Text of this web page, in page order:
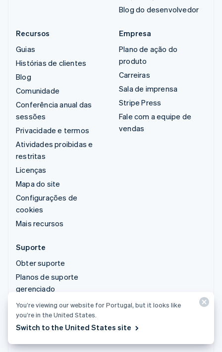
Blog do desenvolvedor
Recursos
Guias
Histórias de clientes
Blog
Comunidade
Conferência anual das
sessões
Privacidade e termos
Atividades proibidas e
restritas
Licenças
Mapa do site
Configurações de
cookies
Mais recursos
Empresa
Plano de ação do
produto
Carreiras
Sala de imprensa
Stripe Press
Fale com a equipe de
vendas
Suporte
Obter suporte
Planos de suporte
gerenciado
© 2026 Stripe, LLC
You’re viewing our website for Portugal, but it looks like
you’re in the United States.
Switch to the United States site